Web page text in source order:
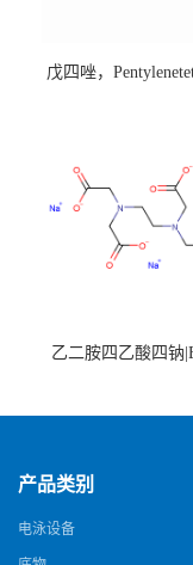
戊四唑，
乙二胺四乙酸四钠
产品类别
电泳设备